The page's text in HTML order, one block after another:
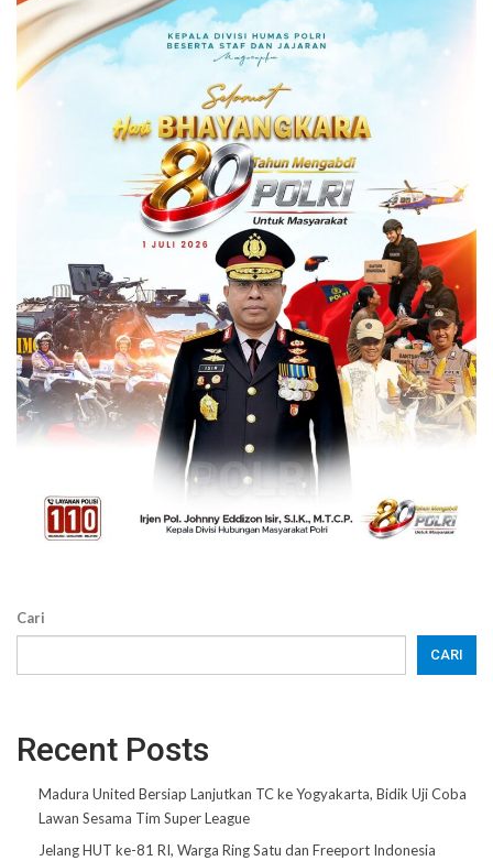
Cari
CARI
Recent Posts
Madura United Bersiap Lanjutkan TC ke Yogyakarta, Bidik Uji Coba
Lawan Sesama Tim Super League
Jelang HUT ke-81 RI, Warga Ring Satu dan Freeport Indonesia